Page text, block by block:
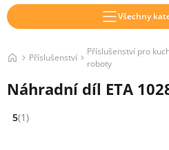
Všechny
Příslušenství
Příslušenství pro
roboty
Náhradní díl ETA
Hodnocení: 5 z 5 (1 recenzí)
5(1)